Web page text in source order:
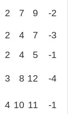
2 7 9 -2
2 4 7
-3
2 4 5 -1
3 8 12 -4
4 10 11 -1